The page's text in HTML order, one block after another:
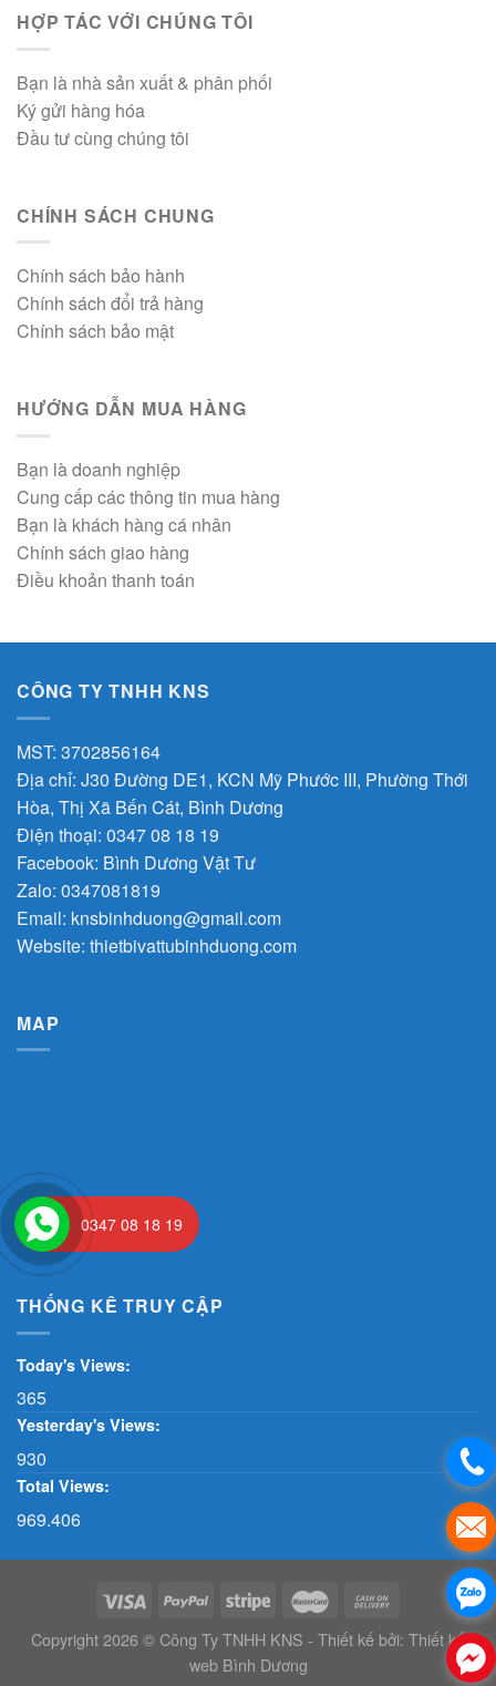
HỢP TÁC VỚI CHÚNG TÔI
Bạn là nhà sản xuất & phân phối
Ký gửi hàng hóa
Đầu tư cùng chúng tôi
CHÍNH SÁCH CHUNG
Chính sách bảo hành
Chính sách đổi trả hàng
Chính sách bảo mật
HƯỚNG DẪN MUA HÀNG
Bạn là doanh nghiệp
Cung cấp các thông tin mua hàng
Bạn là khách hàng cá nhân
Chính sách giao hàng
Điều khoản thanh toán
CÔNG TY TNHH KNS
MST: 3702856164
Địa chỉ: J30 Đường DE1, KCN Mỹ Phước III, Phường Thới
Hòa, Thị Xã Bến Cát, Bình Dương
Điện thoại: 0347 08 18 19
Facebook: Bình Dương Vật Tư
Zalo: 0347081819
Email: knsbinhduong@gmail.com
Website: thietbivattubinhduong.com
MAP
THỐNG KÊ TRUY CẬP
Today's Views:
365
Yesterday's Views:
930
Total Views:
969.406
Copyright 2026 © Công Ty TNHH KNS - Thiết kế bởi: Thiết kế
web Bình Dương
0347 08 18 19